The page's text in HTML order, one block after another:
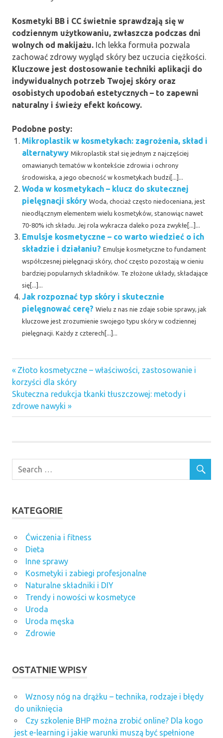
Kosmetyki BB i CC świetnie sprawdzają się w
codziennym użytkowaniu, zwłaszcza podczas dni
wolnych od makijażu. Ich lekka formuła pozwala
zachować zdrowy wygląd skóry bez uczucia ciężkości.
Kluczowe jest dostosowanie techniki aplikacji do
indywidualnych potrzeb Twojej skóry oraz
osobistych upodobań estetycznych – to zapewni
naturalny i świeży efekt końcowy.
Podobne posty:
Mikroplastik w kosmetykach: zagrożenia, skład i
alternatywy Mikroplastik stał się jednym z najczęściej
omawianych tematów w kontekście zdrowia i ochrony
środowiska, a jego obecność w kosmetykach budzi[...]...
Woda w kosmetykach – klucz do skutecznej
pielęgnacji skóry Woda, chociaż często niedoceniana, jest
nieodłącznym elementem wielu kosmetyków, stanowiąc nawet
70-80% ich składu. Jej rola wykracza daleko poza zwykłe[...]...
Emulsje kosmetyczne – co warto wiedzieć o ich
składzie i działaniu? Emulsje kosmetyczne to fundament
współczesnej pielęgnacji skóry, choć często pozostają w cieniu
bardziej popularnych składników. Te złożone układy, składające
się[...]...
Jak rozpoznać typ skóry i skutecznie
pielęgnować cerę? Wielu z nas nie zdaje sobie sprawy, jak
kluczowe jest zrozumienie swojego typu skóry w codziennej
pielęgnacji. Każdy z czterech[...]...
Nawigacja
wpisu
Previous
Post:
Złoto kosmetyczne – właściwości, zastosowanie i
korzyści dla skóry
Next
Post:
Skuteczna redukcja tkanki tłuszczowej: metody i
zdrowe nawyki
KATEGORIE
Ćwiczenia i fitness
Dieta
Inne sprawy
Kosmetyki i zabiegi profesjonalne
Naturalne składniki i DIY
Trendy i nowości w kosmetyce
Uroda
Uroda męska
Zdrowie
OSTATNIE WPISY
Wznosy nóg na drążku – technika, rodzaje i błędy
do uniknięcia
Czy szkolenie BHP można zrobić online? Dla kogo
jest e-learning i jakie warunki muszą być spełnione